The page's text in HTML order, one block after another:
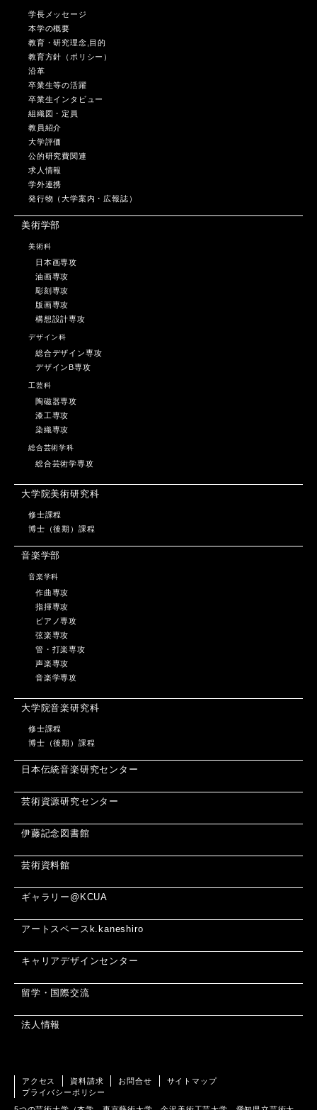
学長メッセージ
本学の概要
教育・研究理念,目的
教育方針（ポリシー）
沿革
卒業生等の活躍
卒業生インタビュー
組織図・定員
教員紹介
大学評価
公的研究費関連
求人情報
学外連携
発行物（大学案内・広報誌）
美術学部
美術科
日本画専攻
油画専攻
彫刻専攻
版画専攻
構想設計専攻
デザイン科
総合デザイン専攻
デザインB専攻
工芸科
陶磁器専攻
漆工専攻
染織専攻
総合芸術学科
総合芸術学専攻
大学院美術研究科
修士課程
博士（後期）課程
音楽学部
音楽学科
作曲専攻
指揮専攻
ピアノ専攻
弦楽専攻
管・打楽専攻
声楽専攻
音楽学専攻
大学院音楽研究科
修士課程
博士（後期）課程
日本伝統音楽研究センター
芸術資源研究センター
伊藤記念図書館
芸術資料館
ギャラリー@KCUA
アートスペースk.kaneshiro
キャリアデザインセンター
留学・国際交流
法人情報
アクセス 資料請求 お問合せ
サイトマップ
プライバシーポリシー